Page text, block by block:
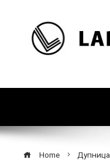
Home
Дупница